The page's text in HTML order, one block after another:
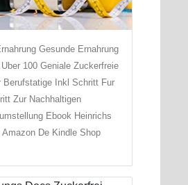
Gesunde Ernahrung
100 Geniale Zuckerfreie
Berufstatige Inkl Schritt Fur
Zur Nachhaltigen
Ebook Heinrichs
Amazon De Kindle Shop